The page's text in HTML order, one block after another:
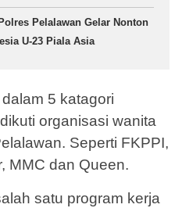
Pelalawan Gelar Nonton
U-23 Piala Asia
5 katagori
organisasi wanita
Seperti FKPPI,
MMC dan Queen.
satu program kerja